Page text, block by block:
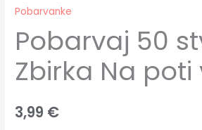
Pobarvanke
Pobarvaj 50
Zbirka Na poti
3,99 €
Zbirka
poti
v
vrtec